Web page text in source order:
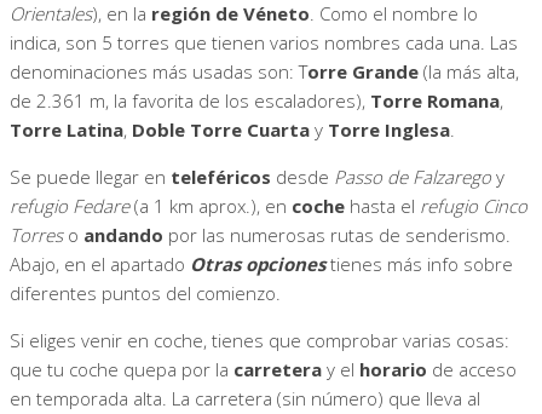
Orientales), en la región de Véneto. Como el nombre lo
indica, son 5 torres que tienen varios nombres cada una. Las
denominaciones más usadas son: Torre Grande (la más alta,
de 2.361 m, la favorita de los escaladores), Torre Romana,
Torre Latina, Doble Torre Cuarta y Torre Inglesa.
Se puede llegar en teleféricos desde Passo de Falzarego y
refugio Fedare(a 1 km aprox.), en coche hasta el refugio Cinco
Torreso andando por las numerosas rutas de senderismo.
Abajo, en el apartado Otras opcionestienes más info sobre
diferentes puntos del comienzo.
Si eliges venir en coche, tienes que comprobar varias cosas:
que tu coche quepa por la carretera y el horario de acceso
en temporada alta. La carretera (sin número) que lleva al